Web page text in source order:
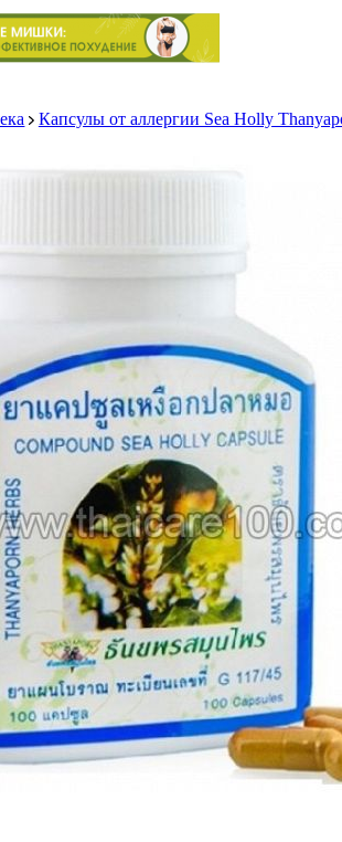
Капсулы от аллергии Sea Holly